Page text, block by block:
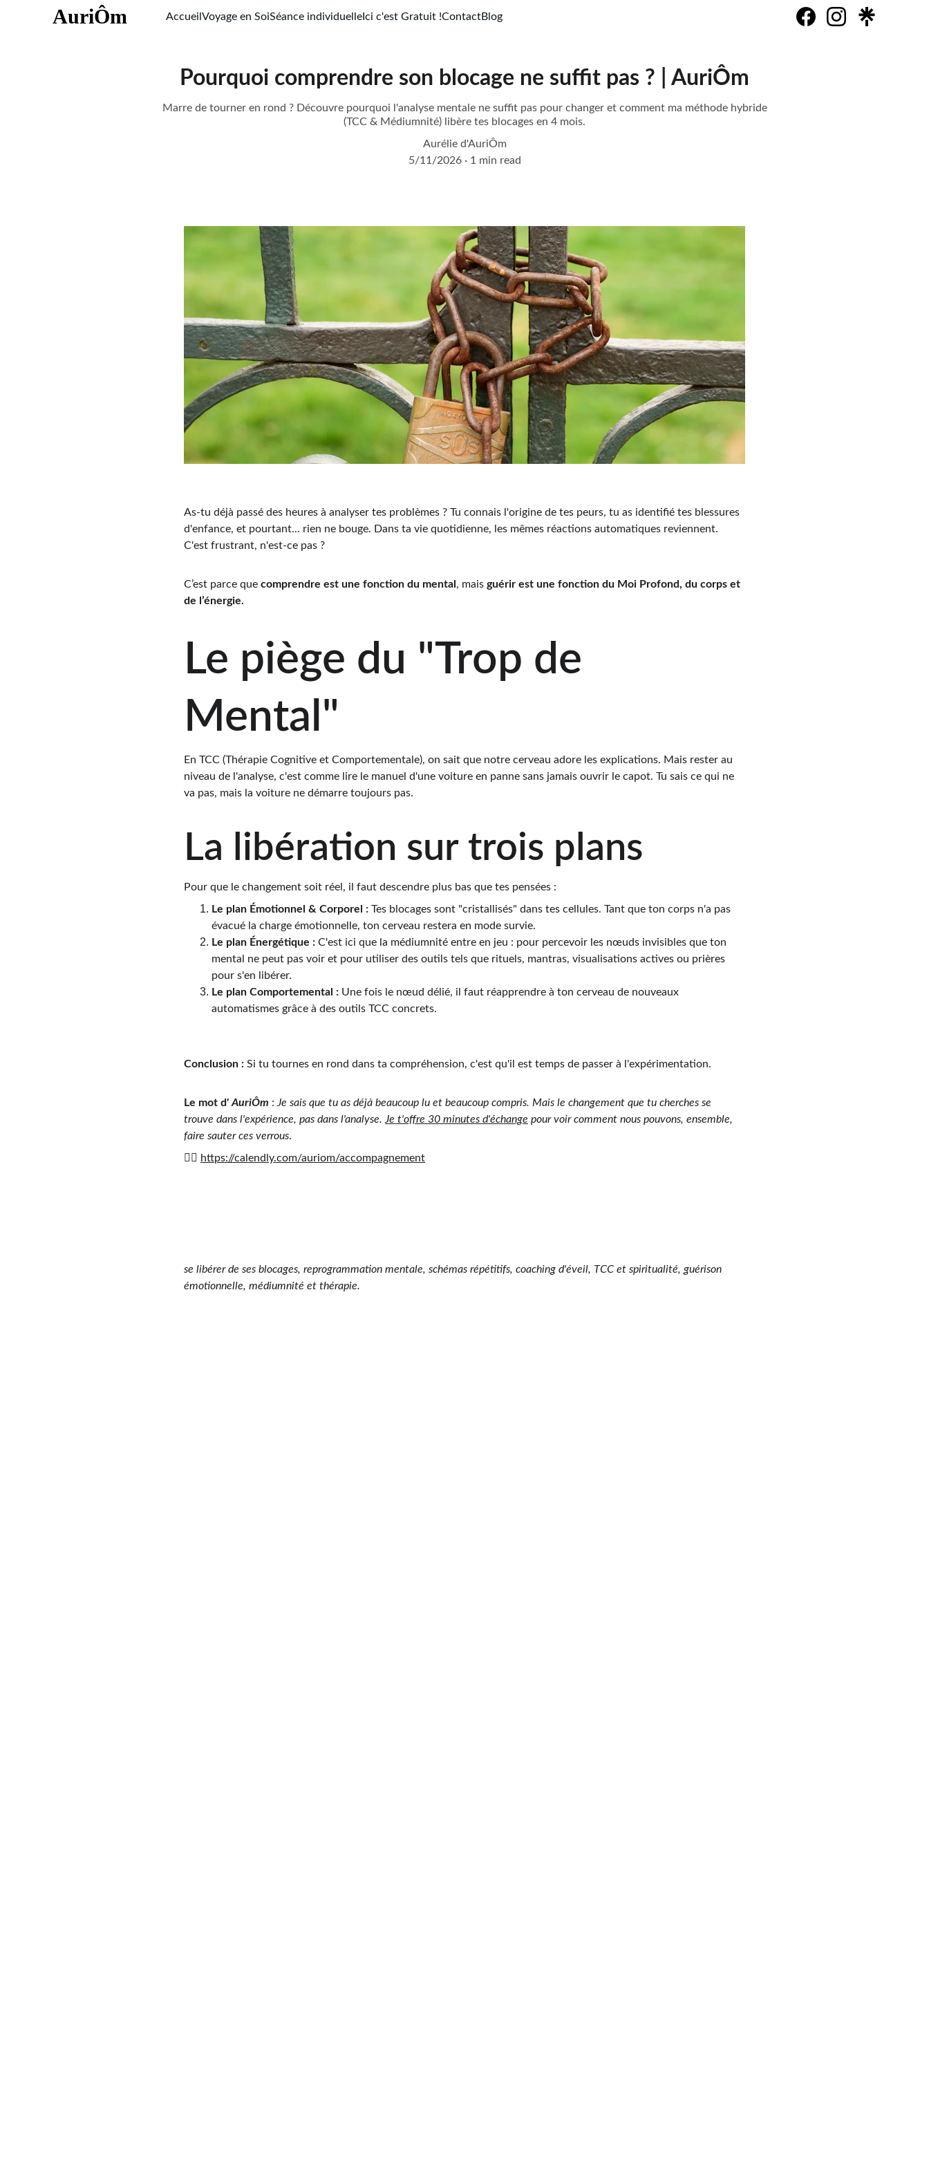
AuriÔm Accueil Voyage en SoiSéance individuelle Ici c'est Gratuit !ContactBlog
Pourquoi comprendre son blocage ne suffit pas ? | AuriÔm
Marre de tourner en rond ? Découvre pourquoi l'analyse mentale ne suffit pas pour changer et comment ma méthode hybride
(TCC & Médiumnité) libère tes blocages en 4 mois.
Aurélie d'AuriÔm
5/11/2026
1 min read
As-tu déjà passé des heures à analyser tes problèmes ? Tu connais l'origine de tes peurs, tu as identifié tes blessures
d'enfance, et pourtant... rien ne bouge. Dans ta vie quotidienne, les mêmes réactions automatiques reviennent.
C'est frustrant, n'est-ce pas ?
C’est parce que comprendre est une fonction du mental , mais guérir est une fonction du Moi Profond, du corps et
de l’énergie.
Le piège du "Trop de
Mental"
En TCC (Thérapie Cognitive et Comportementale), on sait que notre cerveau adore les explications. Mais rester au
niveau de l'analyse, c'est comme lire le manuel d'une voiture en panne sans jamais ouvrir le capot. Tu sais ce qui ne
va pas, mais la voiture ne démarre toujours pas.
La libération sur trois plans
Pour que le changement soit réel, il faut descendre plus bas que tes pensées :
Le plan Émotionnel & Corporel : Tes blocages sont "cristallisés" dans tes cellules. Tant que ton corps n'a pas
évacué la charge émotionnelle, ton cerveau restera en mode survie.
Le plan Énergétique : C'est ici que la médiumnité entre en jeu : pour percevoir les nœuds invisibles que ton
mental ne peut pas voir et pour utiliser des outils tels que rituels, mantras, visualisations actives ou prières
pour s'en libérer.
Le plan Comportemental : Une fois le nœud délié, il faut réapprendre à ton cerveau de nouveaux
automatismes grâce à des outils TCC concrets.
Conclusion : Si tu tournes en rond dans ta compréhension, c'est qu'il est temps de passer à l'expérimentation.
Le mot d' AuriÔm : Je sais que tu as déjà beaucoup lu et beaucoup compris. Mais le changement que tu cherches se
trouve dans l'expérience, pas dans l'analyse. Je t'offre 30 minutes d'échange pour voir comment nous pouvons, ensemble,
faire sauter ces verrous.
https://calendly.com/auriom/accompagnement
se libérer de ses blocages, reprogrammation mentale, schémas répétitifs, coaching d'éveil, TCC et spiritualité, guérison
émotionnelle, médiumnité et thérapie.